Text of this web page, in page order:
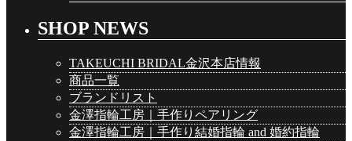
SHOP NEWS
TAKEUCHI BRIDAL金沢本店情報
商品一覧
ブランドリスト
金澤指輪工房｜手作りペアリング
金澤指輪工房｜手作り結婚指輪 and 婚約指輪